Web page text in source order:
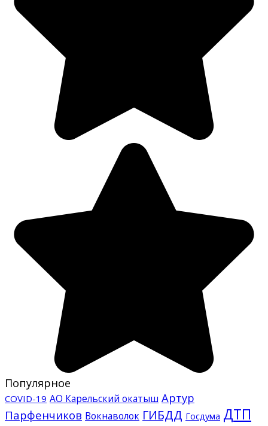
Популярное
COVID-19 АО Карельский окатыш Артур
Парфенчиков Вокнаволок ГИБДД Госдума ДТП